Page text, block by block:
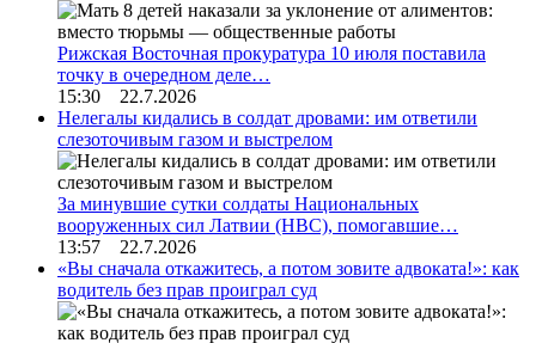
Рижская Восточная прокуратура 10 июля поставила
точку в очередном деле…
15:30 22.7.2026
Нелегалы кидались в солдат дровами: им ответили
слезоточивым газом и выстрелом
За минувшие сутки солдаты Национальных
вооруженных сил Латвии (НВС), помогавшие…
13:57 22.7.2026
«Вы сначала откажитесь, а потом зовите адвоката!»: как
водитель без прав проиграл суд